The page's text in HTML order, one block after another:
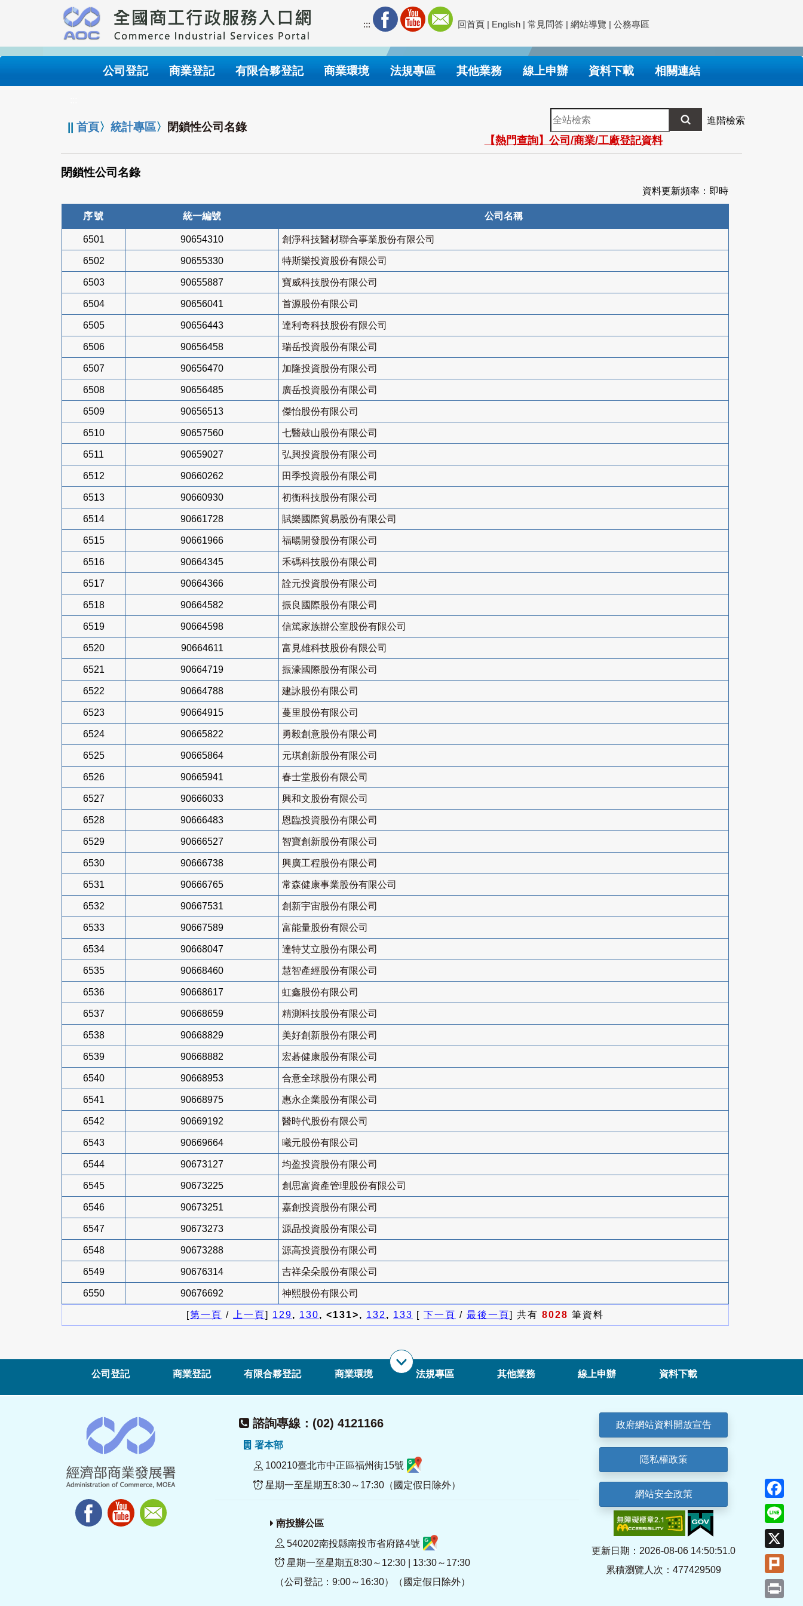
要
內
::: 回首頁 | English | 常見問答 | 網站導覽 | 公務專區
公司登記 商業登記 有限合夥登記 商業環境 法規專區 其他業務 線上申辦 資料下載 相關連結
||首頁〉統計專區〉 閉鎖性公司名錄
全
站
檢
索
進階檢索
【熱門查詢】公司/商業/工廠登記資料
閉鎖性公司名錄
資料更新頻率：即時
序號 統一編號 公司名稱
6501 90654310 創淨科技醫材聯合事業股份有限公司
6502 90655330 特斯樂投資股份有限公司
6503 90655887 寶威科技股份有限公司
6504 90656041 首源股份有限公司
6505 90656443 達利奇科技股份有限公司
6506 90656458 瑞岳投資股份有限公司
6507 90656470 加隆投資股份有限公司
6508 90656485 廣岳投資股份有限公司
6509 90656513 傑怡股份有限公司
6510 90657560 七醫鼓山股份有限公司
6511 90659027 弘興投資股份有限公司
6512 90660262 田季投資股份有限公司
6513 90660930 初衡科技股份有限公司
6514 90661728 賦樂國際貿易股份有限公司
6515 90661966 福暘開發股份有限公司
6516 90664345 禾碼科技股份有限公司
6517 90664366 詮元投資股份有限公司
6518 90664582 振良國際股份有限公司
6519 90664598 信篤家族辦公室股份有限公司
6520 90664611 富見雄科技股份有限公司
6521 90664719 振濠國際股份有限公司
6522 90664788 建詠股份有限公司
6523 90664915 蔓里股份有限公司
6524 90665822 勇毅創意股份有限公司
6525 90665864 元琪創新股份有限公司
6526 90665941 春士堂股份有限公司
6527 90666033 興和文股份有限公司
6528 90666483 恩臨投資股份有限公司
6529 90666527 智寶創新股份有限公司
6530 90666738 興廣工程股份有限公司
6531 90666765 常森健康事業股份有限公司
6532 90667531 創新宇宙股份有限公司
6533 90667589 富能量股份有限公司
6534 90668047 達特艾立股份有限公司
6535 90668460 慧智產經股份有限公司
6536 90668617 虹鑫股份有限公司
6537 90668659 精測科技股份有限公司
6538 90668829 美好創新股份有限公司
6539 90668882 宏碁健康股份有限公司
6540 90668953 合意全球股份有限公司
6541 90668975 惠永企業股份有限公司
6542 90669192 醫時代股份有限公司
6543 90669664 曦元股份有限公司
6544 90673127 均盈投資股份有限公司
6545 90673225 創思富資產管理股份有限公司
6546 90673251 嘉創投資股份有限公司
6547 90673273 源品投資股份有限公司
6548 90673288 源高投資股份有限公司
6549 90676314 吉祥朵朵股份有限公司
6550 90676692 神熙股份有限公司
[第一頁 / 上一頁] 129, 130, <131>, 132, 133 [ 下一頁 / 最後一頁] 共有 8028 筆資料
公司登記 商業登記 有限合夥登記 商業環境 法規專區 其他業務 線上申辦 資料下載
諮詢專線：(02) 4121166
署本部
100210臺北市中正區福州街15號
星期一至星期五8:30～17:30（國定假日除外）
南投辦公區
540202南投縣南投市省府路4號
星期一至星期五8:30～12:30 | 13:30～17:30
（公司登記：9:00～16:30）（國定假日除外）
政府網站資料開放宣告
隱私權政策
網站安全政策
更新日期：2026-08-06 14:50:51.0
累積瀏覽人次：477429509